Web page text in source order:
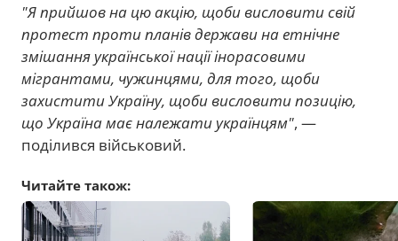
"Я прийшов на цю акцію, щоби висловити свій
протест проти планів держави на етнічне
змішання української нації інорасовими
мігрантами, чужинцями, для того, щоби
захистити Україну, щоби висловити позицію,
що Україна має належати українцям", —
поділився військовий.
Читайте також: